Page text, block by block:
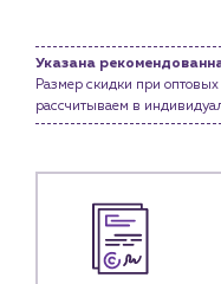
Портфолио
Личный
Контакты
Указана
Размер скидки при
рассчитываем в